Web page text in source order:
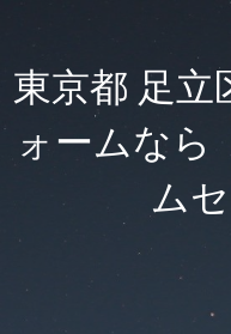
東京都 足立
ォームなら
ム